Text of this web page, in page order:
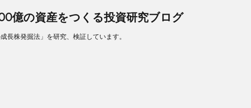
億の資産をつくる投資研究ブログ
成長株発掘法」を研究、検証しています。